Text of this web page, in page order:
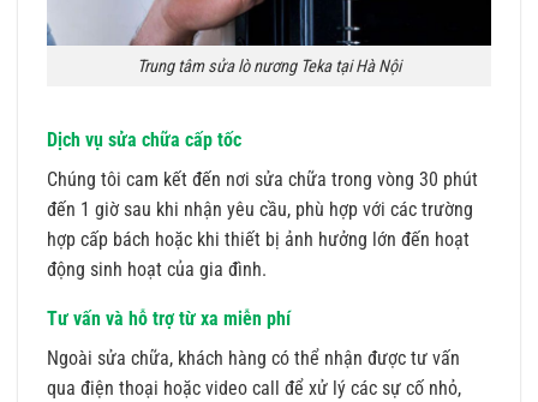
Trung tâm sửa lò nương Teka tại Hà Nội
Dịch vụ sửa chữa cấp tốc
Chúng tôi cam kết đến nơi sửa chữa trong vòng 30 phút
đến 1 giờ sau khi nhận yêu cầu, phù hợp với các trường
hợp cấp bách hoặc khi thiết bị ảnh hưởng lớn đến hoạt
động sinh hoạt của gia đình.
Tư vấn và hỗ trợ từ xa miễn phí
Ngoài sửa chữa, khách hàng có thể nhận được tư vấn
qua điện thoại hoặc video call để xử lý các sự cố nhỏ,